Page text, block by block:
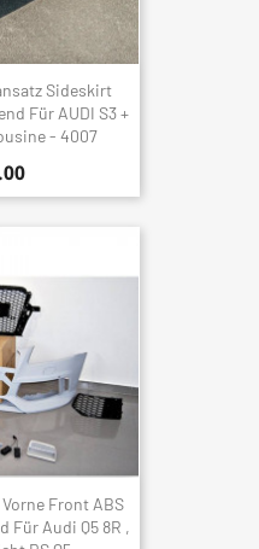
Sideskirt
Für AUDI S3 +
- 4007
Front ABS
Für Audi Q5 8R ,